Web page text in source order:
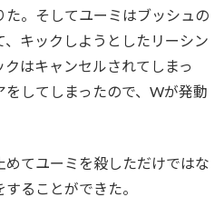
た。そしてユーミはブッシュの
キックしようとしたリーシン
はキャンセルされてしまっ
してしまったので、Wが発動
めてユーミを殺しただけではな
ることができた。